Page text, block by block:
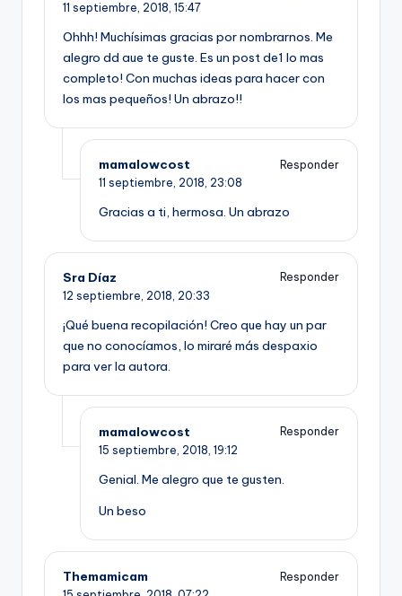
11 septiembre, 2018, 15:47
Ohhh! Muchísimas gracias por nombrarnos. Me
alegro dd aue te guste. Es un post de1 lo mas
completo! Con muchas ideas para hacer con
los mas pequeños! Un abrazo!!
mamalowcost
Responder
11 septiembre, 2018, 23:08
Gracias a ti, hermosa. Un abrazo
Sra Díaz
Responder
12 septiembre, 2018, 20:33
¡Qué buena recopilación! Creo que hay un par
que no conocíamos, lo miraré más despaxio
para ver la autora.
mamalowcost
Responder
15 septiembre, 2018, 19:12
Genial. Me alegro que te gusten.
Un beso
Themamicam
Responder